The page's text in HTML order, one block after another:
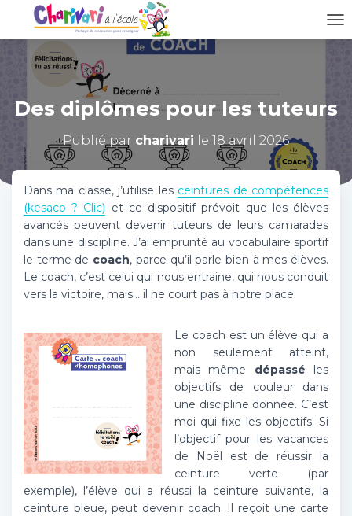
E
A
Des diplômes pour les tuteurs
Publié par charivari le 18 avril 2026
Dans ma classe, j’utilise les ceintures de compétences
(kesaco ? Clic) et ce dispositif prévoit que les élèves
avancés peuvent devenir tuteurs de leurs camarades
dans une discipline. J’ai emprunté au vocabulaire sportif
le terme de coach, parce qu’il parle bien à mes élèves.
Le coach, c’est celui qui nous entraine, qui nous conduit
vers la victoire, mais… il ne court pas à notre place.
Le coach est un élève qui a
non seulement atteint,
mais même dépassé les
objectifs de couleur dans
une discipline donnée. C’est
moi qui fixe les objectifs. Si
l’objectif pour les vacances
de Noël est de réussir la
ceinture verte (par
exemple), l’élève qui a réussi la ceinture suivante, la
ceinture bleue, peut devenir coach. Il reçoit une carte